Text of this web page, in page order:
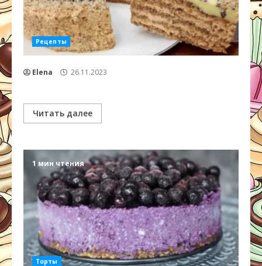
Рецепты
Elena 26.11.2023
Читать далее
1 мин чтения
Торты